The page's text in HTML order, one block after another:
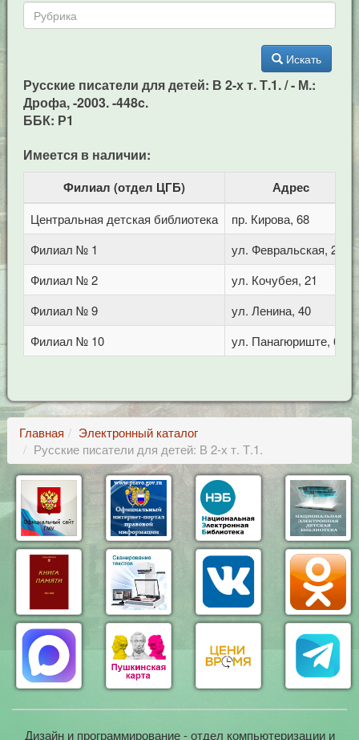
Искать
Русские писатели для детей: В 2-х т. Т.1. / - М.:
Дрофа, -2003. -448c.
ББК: Р1
Имеется в наличии:
Филиал (отдел ЦГБ) Адрес
Центральная детская библиотека
пр. Кирова, 68
Филиал № 1
ул. Февральская, 283
Филиал № 2
ул. Кочубея, 21
Филиал № 9
ул. Ленина, 40
Филиал № 10
ул. Панагюриште, 6
Главная
Электронный каталог
Русские писатели для детей: В 2-х т. Т.1.
Дизайн и программирование - отдел компьютеризации и